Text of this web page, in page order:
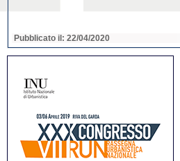
Pubblicato il: 22/04/2020